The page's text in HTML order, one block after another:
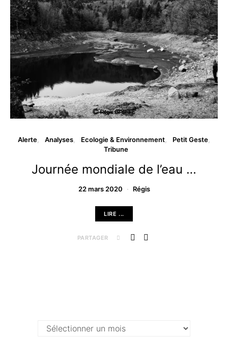
Alerte Analyses Ecologie & Environnement
Petit Geste
Tribune
Journée mondiale de l’eau …
22 mars 2020 Régis
LIRE ...
PARTAGER
Archives